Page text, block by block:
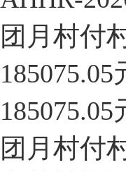
团月村付
185075.05
185075.05
团月村付